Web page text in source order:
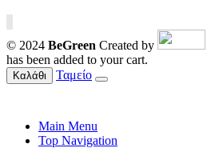
© 2024 BeGreen Created by
has been added to your cart.
Καλάθι Ταμείο
Main Menu
Top Navigation